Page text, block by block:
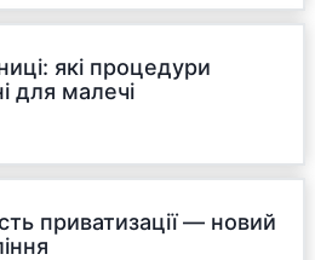
які процедури
для малечі
приватизації — новий